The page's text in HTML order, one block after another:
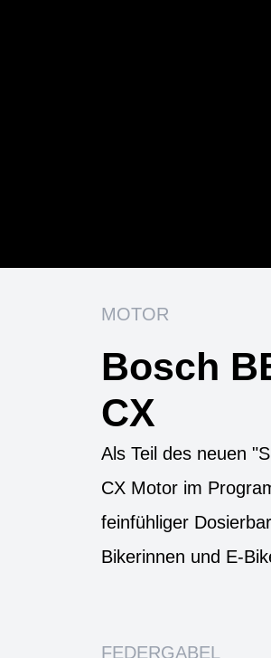
MOTOR
Bosch
CX
Als Teil des neuen
CX Motor im
feinfühliger
Bikerinnen und E-
FEDERGABEL